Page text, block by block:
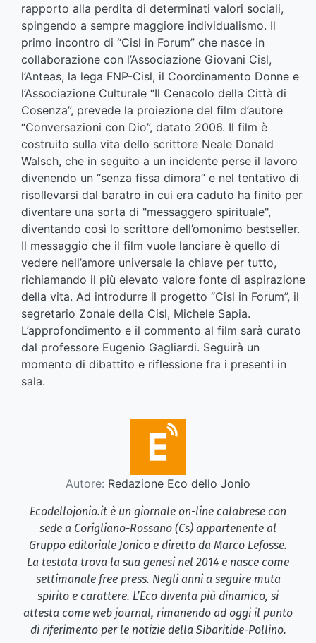
rapporto alla perdita di determinati valori sociali,
spingendo a sempre maggiore individualismo. Il
primo incontro di “Cisl in Forum” che nasce in
collaborazione con l’Associazione Giovani Cisl,
l’Anteas, la lega FNP-Cisl, il Coordinamento Donne e
l’Associazione Culturale “Il Cenacolo della Città di
Cosenza”, prevede la proiezione del film d’autore
“Conversazioni con Dio”, datato 2006. Il film è
costruito sulla vita dello scrittore Neale Donald
Walsch, che in seguito a un incidente perse il lavoro
divenendo un “senza fissa dimora” e nel tentativo di
risollevarsi dal baratro in cui era caduto ha finito per
diventare una sorta di "messaggero spirituale",
diventando così lo scrittore dell’omonimo bestseller.
Il messaggio che il film vuole lanciare è quello di
vedere nell’amore universale la chiave per tutto,
richiamando il più elevato valore fonte di aspirazione
della vita. Ad introdurre il progetto “Cisl in Forum”, il
segretario Zonale della Cisl, Michele Sapia.
L’approfondimento e il commento al film sarà curato
dal professore Eugenio Gagliardi. Seguirà un
momento di dibattito e riflessione fra i presenti in
sala.
Autore: Redazione Eco dello Jonio
Ecodellojonio.it è un giornale on-line calabrese con
sede a Corigliano-Rossano (Cs) appartenente al
Gruppo editoriale Jonico e diretto da Marco Lefosse.
La testata trova la sua genesi nel 2014 e nasce come
settimanale free press. Negli anni a seguire muta
spirito e carattere. L’Eco diventa più dinamico, si
attesta come web journal, rimanendo ad oggi il punto
di riferimento per le notizie della Sibaritide-Pollino.